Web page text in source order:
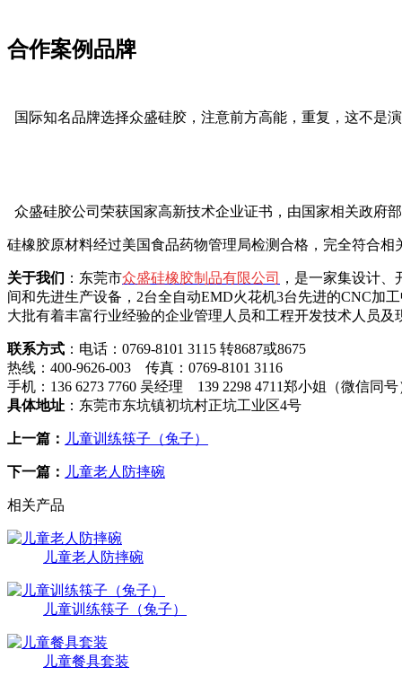
合作案例品牌
国际知名品牌选择众盛硅胶，注意前方高能，重复，这不是演
众盛硅胶公司荣获国家高新技术企业证书，由国家相关政府
硅橡胶原材料经过美国食品药物管理局检测合格，完全符合相
关于我们 ：东莞市众盛硅橡胶制品有限公司
，是一家集设计
间和先进生产设备，2台全自动EMD火花机3台先进的CNC加
大批有着丰富行业经验的企业管理人员和工程开发技术人员及
联系方式 ：电话：0769-8101 3115 转8687或8675
热线：400-9626-003 传真：0769-8101 3116
手机：136 6273 7760 吴经理 139 2298 4711郑小姐（微信同号
具体地址 ：东莞市东坑镇初坑村正坑工业区4号
上一篇： 儿童训练筷子（兔子）
下一篇： 儿童老人防摔碗
相关产品
儿童老人防摔碗
儿童训练筷子（兔子）
儿童餐具套装